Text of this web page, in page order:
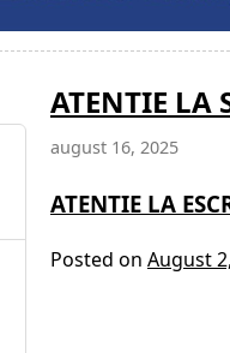
ATENTIE LA
august 16, 2025
ATENTIE LA
Posted on August